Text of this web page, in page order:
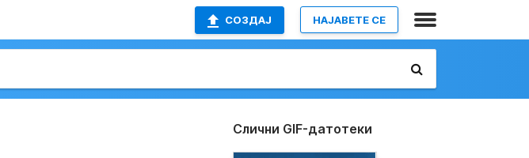
СОЗДАЈ НАЈАВETE СЕ
Слични GIF-датотеки